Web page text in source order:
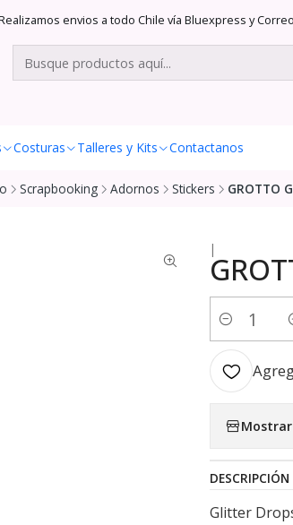
Costuras Talleres y Kits Contactanos
envios a todo Chile vía Bluexpress y
Scrapbooking Adornos Stickers GROTTO
|
Cantidad
DESCRIPCIÓN
Glitter